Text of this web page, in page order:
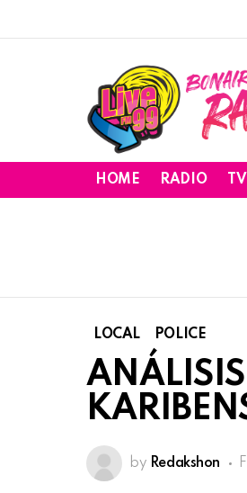
HOME RADIO TV
LOCAL POLICE
by Redakshon